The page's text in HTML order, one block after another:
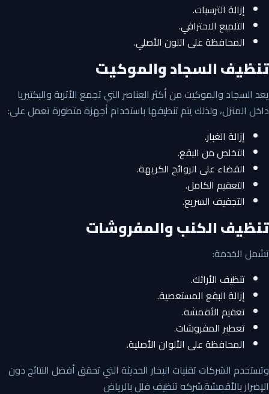
إزالة الترسبات.
التلميع الاحترافي.
المحافظة على اللون الأصلي.
تنظيف السجاد والموكيت
يعد السجاد والموكيت من أكثر العناصر التي تجمع الأتربة والبكتيريا
داخل المنزل، ولذلك يتم تنظيفها باستخدام أجهزة متطورة تعمل على:
إزالة الغبار.
التخلص من البقع.
القضاء على الروائح الكريهة.
التعقيم الكامل.
التجفيف السريع.
تنظيف الكنب والمفروشات
تشمل الخدمة:
تنظيف الأرائك.
إزالة البقع المستعصية.
تعقيم الأقمشة.
تعطير المفروشات.
المحافظة على الألوان الأصلية.
وتستخدم الشركات تقنيات البخار الحديثة التي تحقق أفضل النتائج دون
الإضرار بالأقمشة.شركه تنظيف فلل بالرياض